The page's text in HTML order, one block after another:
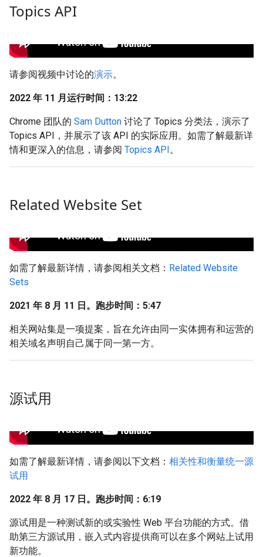
Topics API
请参阅视频中讨论的演示。
2022 年 11 月运行时间：13:22
Chrome 团队的 Sam Dutton 讨论了 Topics 分类法，演示了
Topics API，并展示了该 API 的实际应用。如需了解最新详
情和更深入的信息，请参阅 Topics API。
Related Website Set
如需了解最新详情，请参阅相关文档： Related Website
Sets
2021 年 8 月 11 日。跑步时间：5:47
相关网站集是一项提案，旨在允许由同一实体拥有和运营的
相关域名声明自己属于同一第一方。
源试用
如需了解最新详情，请参阅以下文档： 相关性和衡量统一源
试用
2022 年 8 月 17 日。跑步时间：6:19
源试用是一种测试新的或实验性 Web 平台功能的方式。借
助第三方源试用，嵌入式内容提供商可以在多个网站上试用
新功能。